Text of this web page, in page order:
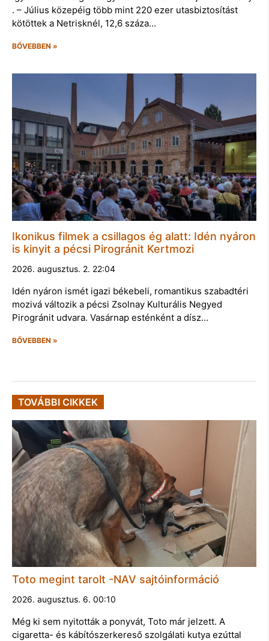
. – Július közepéig több mint 220 ezer utasbiztosítást
kötöttek a Netrisknél, 12,6 száza…
BŐVEBBEN »
Ikonikus filmek a csillagos ég alatt: Idén nyáron
is kinyit a pécsi Pirogránit Kertmozi
2026. augusztus. 2. 22:04
Idén nyáron ismét igazi békebeli, romantikus szabadtéri
mozivá változik a pécsi Zsolnay Kulturális Negyed
Pirogránit udvara. Vasárnap esténként a dísz…
BŐVEBBEN »
TOVÁBBI CIKKEK
Toto megint tarolt -NAV sajtóinformáció
2026. augusztus. 6. 00:10
Még ki sem nyitották a ponyvát, Toto már jelzett. A
cigaretta- és kábítószerkereső szolgálati kutya ezúttal